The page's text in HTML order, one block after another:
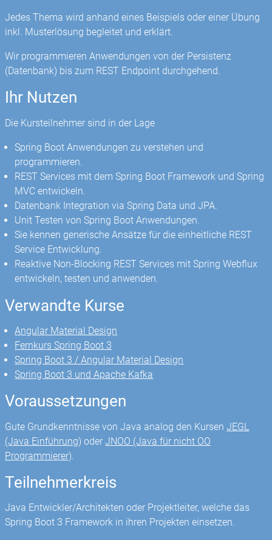
Jedes Thema wird anhand eines Beispiels oder einer Übung
inkl. Musterlösung begleitet und erklärt.
Wir programmieren Anwendungen von der Persistenz
(Datenbank) bis zum REST Endpoint durchgehend.
Ihr Nutzen
Die Kursteilnehmer sind in der Lage
Spring Boot Anwendungen zu verstehen und
programmieren.
REST Services mit dem Spring Boot Framework und Spring
MVC entwickeln.
Datenbank Integration via Spring Data und JPA.
Unit Testen von Spring Boot Anwendungen.
Sie kennen generische Ansätze für die einheitliche REST
Service Entwicklung.
Reaktive Non-Blocking REST Services mit Spring Webflux
entwickeln, testen und anwenden.
Verwandte Kurse
Angular Material Design
Fernkurs Spring Boot 3
Spring Boot 3 / Angular Material Design
Spring Boot 3 und Apache Kafka
Voraussetzungen
Gute Grundkenntnisse von Java analog den KursenJEGL
(Java Einführung) oderJNOO (Java für nicht OO
Programmierer)
Teilnehmerkreis
Java Entwickler/Architekten oder Projektleiter, welche das
Spring Boot 3 Framework in ihren Projekten einsetzen.